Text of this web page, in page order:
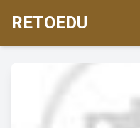
RETOEDU